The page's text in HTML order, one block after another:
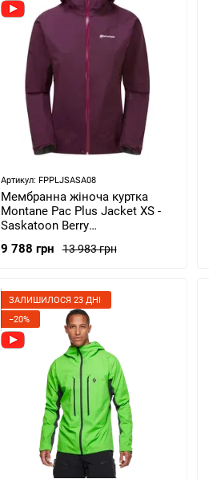
Артикул: FPPLJSASA08
Мембранна жіноча куртка
Montane Pac Plus Jacket XS -
Saskatoon Berry
13 983 грн
9 788 грн
ЗАЛИШИЛОСЯ 23 ДНІ
−20%